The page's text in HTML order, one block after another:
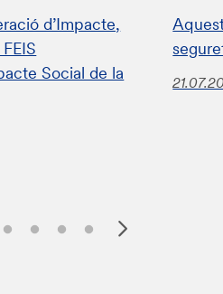
d’Impacte,
Social de la